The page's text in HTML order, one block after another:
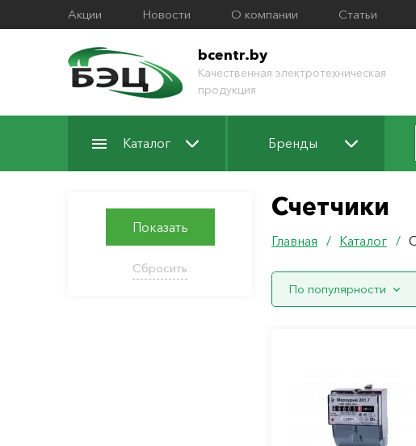
Акции Новости О компании Статьи
bcentr.by
Качественная электротехническая
продукция
Каталог Бренды
Показать
Сбросить
Счетчики
Главная / Каталог /
По популярности